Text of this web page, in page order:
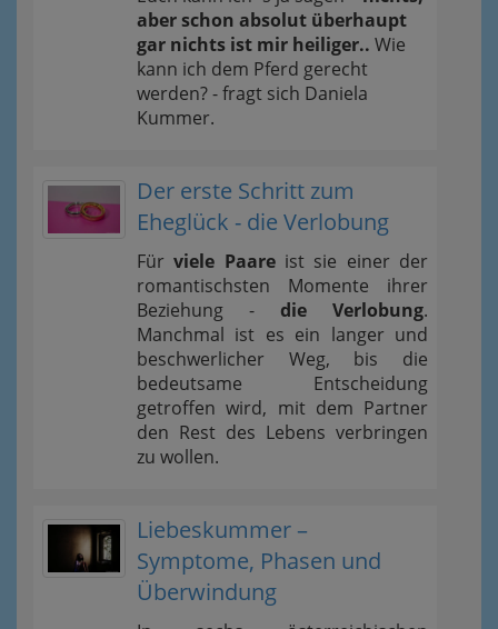
aber schon absolut überhaupt
gar nichts ist mir heiliger.. Wie
kann ich dem Pferd gerecht
werden? - fragt sich Daniela
Kummer.
Der erste Schritt zum
Eheglück - die Verlobung
Fürviele Paareist sie einer der
romantischsten Momente ihrer
Beziehung - die Verlobung.
Manchmal ist es ein langer und
beschwerlicher Weg, bis die
bedeutsame Entscheidung
getroffen wird, mit dem Partner
den Rest des Lebens verbringen
zu wollen.
Liebeskummer –
Symptome, Phasen und
Überwindung